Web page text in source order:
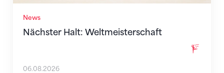
News
Nächster Halt: Weltmeisterschaft
06.08.2026